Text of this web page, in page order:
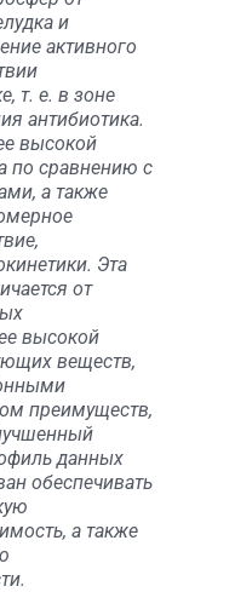
и
активного
т. е. в зоне
антибиотика.
высокой
по сравнению с
а также
Эта
от
высокой
веществ,
преимуществ,
данных
обеспечивать
а также